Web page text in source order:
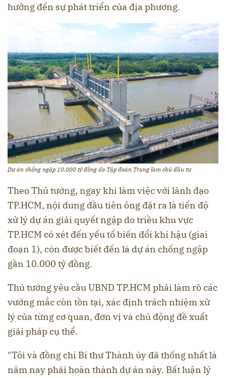
hưởng đến sự phát triển của địa phương.
Dự án chống ngập 10.000 tỷ đồng do Tập đoàn Trung làm chủ đầu tư
Theo Thủ tướng, ngay khi làm việc với lãnh đạo
TP.HCM, nội dung đầu tiên ông đặt ra là tiến độ
xử lý dự án giải quyết ngập do triều khu vực
TP.HCM có xét đến yếu tố biến đổi khí hậu (giai
đoạn 1), còn được biết đến là dự án chống ngập
gần 10.000 tỷ đồng.
Thủ tướng yêu cầu UBND TP.HCM phải làm rõ các
vướng mắc còn tồn tại, xác định trách nhiệm xử
lý của từng cơ quan, đơn vị và chủ động đề xuất
giải pháp cụ thể.
"Tôi và đồng chí Bí thư Thành ủy đã thống nhất là
năm nay phải hoàn thành dự án này. Bất luận lý